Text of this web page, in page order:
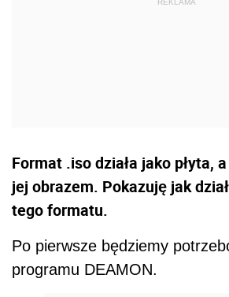
Format .iso działa jako płyta,
jej obrazem. Pokazuję jak
tego formatu.
Po pierwsze będziemy
programu DEAMON.